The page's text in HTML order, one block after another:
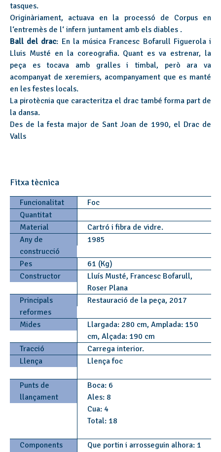
tasques.
Originàriament, actuava en la processó de Corpus en
l‘entremès de l‘ infern juntament amb els diables .
Ball del drac: En la música Francesc Bofarull Figuerola i
Lluis Musté en la coreografia. Quant es va estrenar, la
peça es tocava amb gralles i timbal, però ara va
acompanyat de xeremiers, acompanyament que es manté
en les festes locals.
La pirotècnia que caracteritza el drac també forma part de
la dansa.
Des de la festa major de Sant Joan de 1990, el Drac de
Valls
Fitxa tècnica
Funcionalitat
Foc
Quantitat
Material
Cartró i fibra de vidre.
Any de
construcció
1985
Pes
61 (Kg)
Constructor
Lluís Musté, Francesc Bofarull,
Roser Plana
Principals
reformes
Restauració de la peça, 2017
Mides
Llargada: 280 cm, Amplada: 150
cm, Alçada: 190 cm
Tracció
Carrega interior.
Llença
Llença foc
Punts de
llançament
Boca: 6
Ales: 8
Cua: 4
Total: 18
Components
Que portin i arrosseguin alhora: 1